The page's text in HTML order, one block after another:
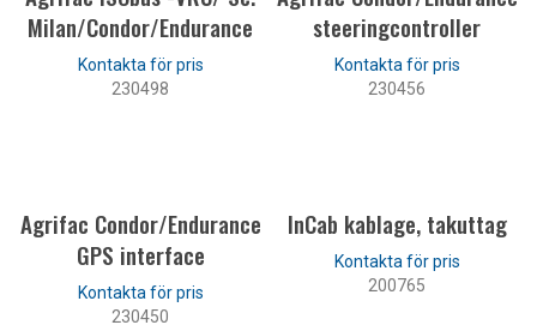
Milan/Condor/Endurance
230498
steeringcontroller
230456
Agrifac Condor/Endurance
GPS interface
230450
InCab kablage, takuttag
200765